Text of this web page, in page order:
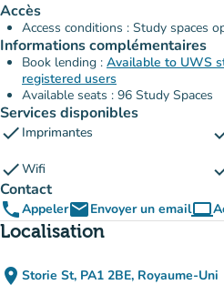
Accès
Access conditions : Study spaces
Informations complémentaires
Book lending : Available to UWS
registered users
Available seats : 96 Study Spaces
Services disponibles
check Imprimantes
checkWifi
Contact
phoneAppeleremailEnvoyer un emailcomputer
Localisation
place Storie St, PA1 2BE, Royaume-Uni
(ouvrir dans Google
(nouvel onglet)